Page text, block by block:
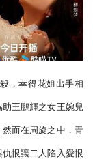
，幸得花姐出手相
王鵬輝之女王婉兒
而在周旋之中，青
恨讓二人陷入愛恨